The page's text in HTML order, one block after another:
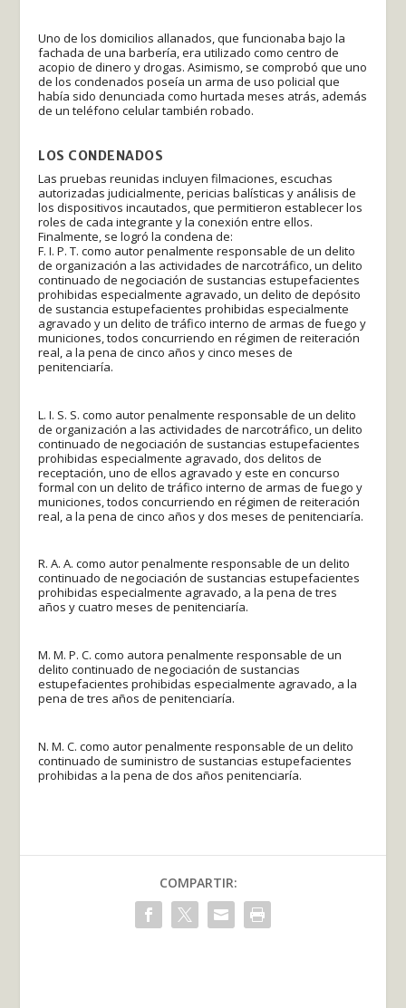
Uno de los domicilios allanados, que funcionaba bajo la
fachada de una barbería, era utilizado como centro de
acopio de dinero y drogas. Asimismo, se comprobó que uno
de los condenados poseía un arma de uso policial que
había sido denunciada como hurtada meses atrás, además
de un teléfono celular también robado.
LOS CONDENADOS
Las pruebas reunidas incluyen filmaciones, escuchas
autorizadas judicialmente, pericias balísticas y análisis de
los dispositivos incautados, que permitieron establecer los
roles de cada integrante y la conexión entre ellos.
Finalmente, se logró la condena de:
F. I. P. T. como autor penalmente responsable de un delito
de organización a las actividades de narcotráfico, un delito
continuado de negociación de sustancias estupefacientes
prohibidas especialmente agravado, un delito de depósito
de sustancia estupefacientes prohibidas especialmente
agravado y un delito de tráfico interno de armas de fuego y
municiones, todos concurriendo en régimen de reiteración
real, a la pena de cinco años y cinco meses de
penitenciaría.
L. I. S. S. como autor penalmente responsable de un delito
de organización a las actividades de narcotráfico, un delito
continuado de negociación de sustancias estupefacientes
prohibidas especialmente agravado, dos delitos de
receptación, uno de ellos agravado y este en concurso
formal con un delito de tráfico interno de armas de fuego y
municiones, todos concurriendo en régimen de reiteración
real, a la pena de cinco años y dos meses de penitenciaría.
R. A. A. como autor penalmente responsable de un delito
continuado de negociación de sustancias estupefacientes
prohibidas especialmente agravado, a la pena de tres
años y cuatro meses de penitenciaría.
M. M. P. C. como autora penalmente responsable de un
delito continuado de negociación de sustancias
estupefacientes prohibidas especialmente agravado, a la
pena de tres años de penitenciaría.
N. M. C. como autor penalmente responsable de un delito
continuado de suministro de sustancias estupefacientes
prohibidas a la pena de dos años penitenciaría.
COMPARTIR: